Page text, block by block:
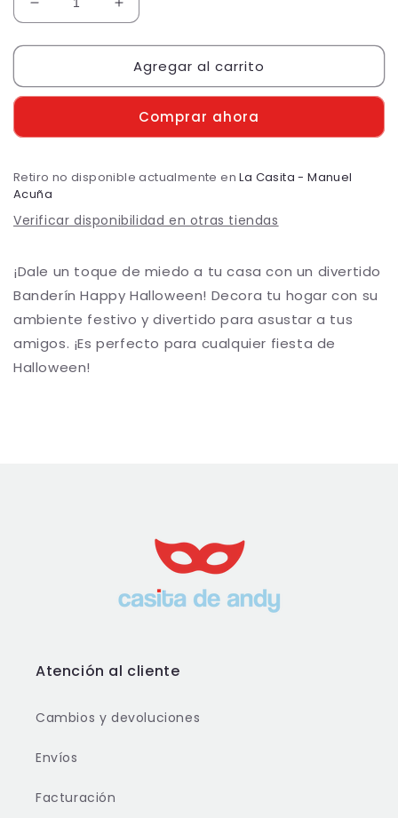
Reducir
cantidad
para
Happy
Aumentar
cantidad
para
Banderín
Happy
Agregar al carrito
Comprar ahora
Retiro no disponible actualmente enLa Casita - Manuel
Acuña
Verificar disponibilidad en otras tiendas
¡Dale un toque de miedo a tu casa con un divertido
Banderín Happy Halloween! Decora tu hogar con su
ambiente festivo y divertido para asustar a tus
amigos. ¡Es perfecto para cualquier fiesta de
Halloween!
Atención al cliente
Cambios y devoluciones
Envíos
Facturación